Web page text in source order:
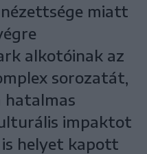
miatt
alkotóinak az
sorozatát,
hatalmas
impaktot
helyet kapott